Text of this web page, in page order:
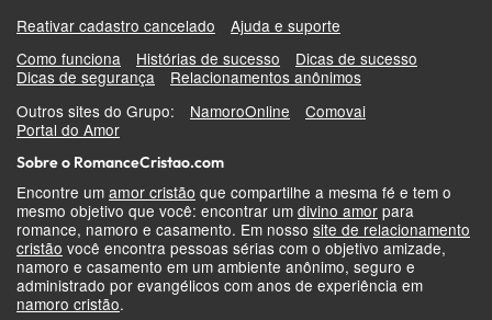
Reativar cadastro cancelado
Ajuda e suporte
Como funciona
Histórias de sucesso
Dicas de sucesso
Dicas de segurança
Relacionamentos anônimos
Outros sites do Grupo:
NamoroOnline
Comovai
Portal do Amor
Sobre o RomanceCristao.com
Encontre um amor cristão que compartilhe a mesma fé e tem o
mesmo objetivo que você: encontrar um divino amor para
romance, namoro e casamento. Em nosso site de relacionamento
cristão você encontra pessoas sérias com o objetivo amizade,
namoro e casamento em um ambiente anônimo, seguro e
administrado por evangélicos com anos de experiência em
namoro cristão.